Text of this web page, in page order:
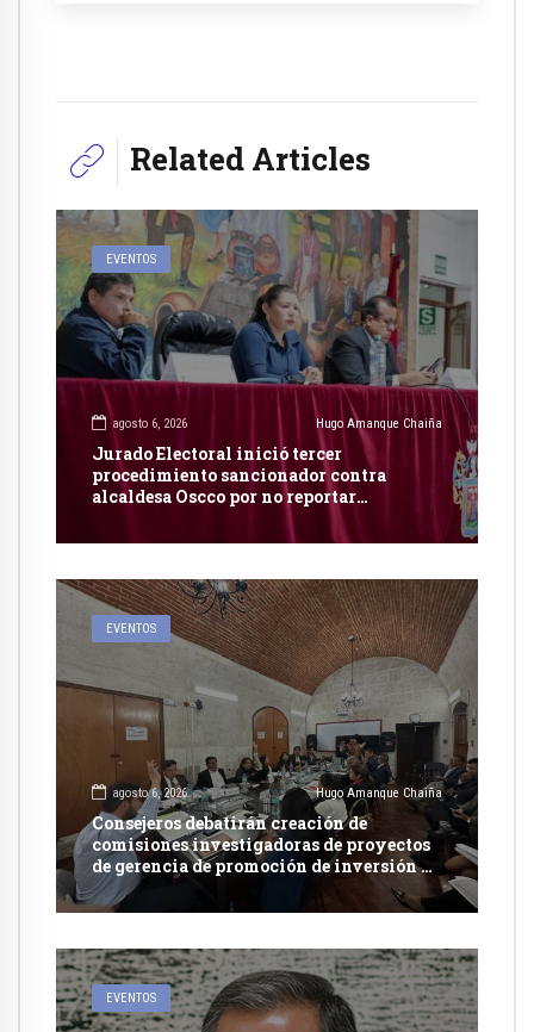
Related Articles
EVENTOS
agosto 6, 2026 Hugo Amanque Chaiña
Jurado Electoral inició tercer
procedimiento sancionador contra
alcaldesa Oscco por no reportar
EVENTOS
agosto 6, 2026 Hugo Amanque Chaiña
Consejeros debatirán creación de
comisiones investigadoras de proyectos
de gerencia de promoción de inversión y
carretera en Caylloma
EVENTOS